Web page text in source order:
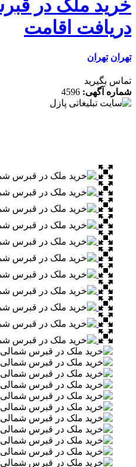
ملک در قبرس
اقامت
تهران
بگیرید
آگهی:4596